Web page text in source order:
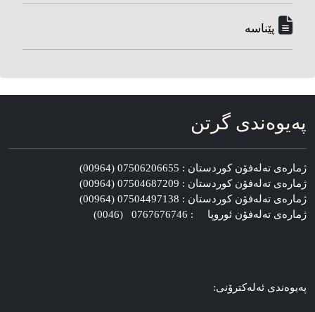
پێناسه‌
په‌یوه‌ندی گرتن
ژماره‌ی ته‌له‌فۆن کوردستان : 07506206655 (00964)
ژماره‌ی ته‌له‌فۆن کوردستان : 07504687209 (00964)
ژماره‌ی ته‌له‌فۆن کوردستان : 07504497138 (00964)
ژماره‌ی ته‌له‌فۆن ئوروپا : 0767676746 (0046)
په‌یوه‌ندی ئه‌له‌کترۆنی: